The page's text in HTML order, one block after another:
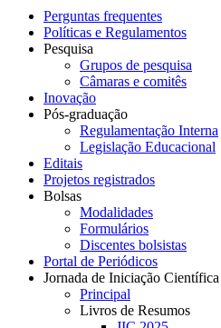
Perguntas frequentes
Políticas e Regulamentos
Pesquisa
Grupos de pesquisa
Câmaras e comitês
Inovação
Pós-graduação
Regulamentação Interna
Legislação Educacional
Editais
Projetos registrados
Bolsas
Modalidades
Formulários
Discentes bolsistas
Portal de Periódicos
Jornada de Iniciação Científica
Principal
Livros de Resumos